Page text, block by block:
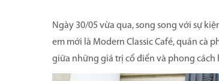
Ngày 30/05 vừa qua, song song với sự
em mới là Modern Classic Café, quán cà
giữa những giá trị cổ điển và phong cách